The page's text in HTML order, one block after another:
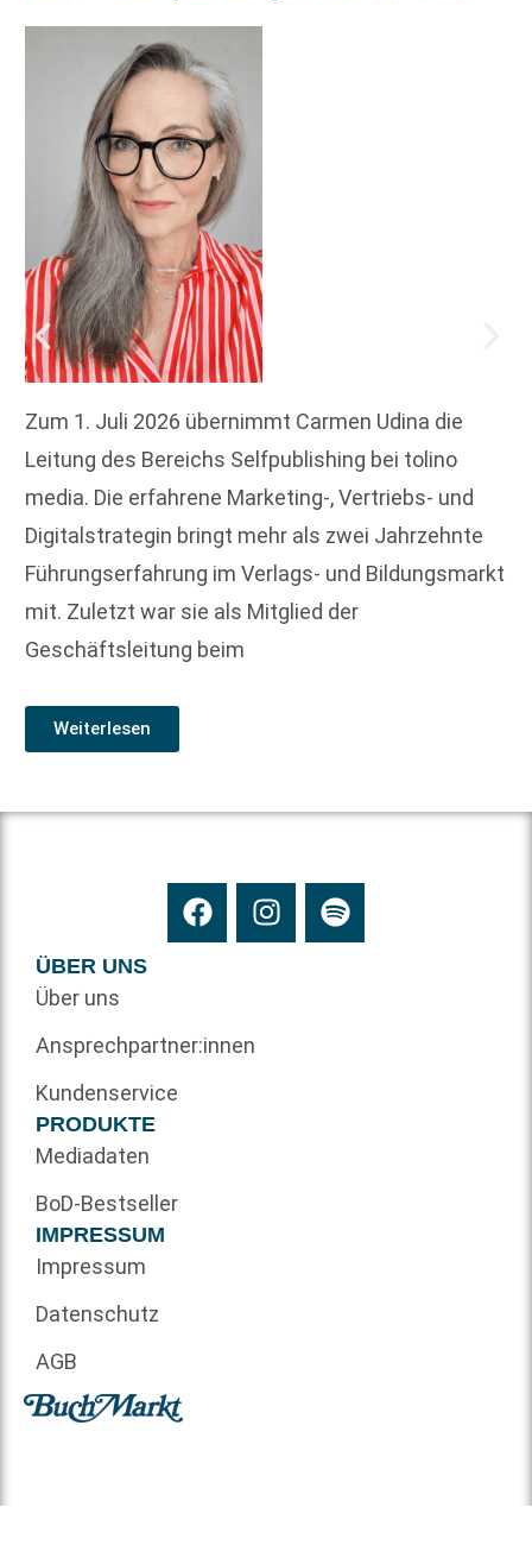
Zum 1. Juli 2026 übernimmt Carmen Udina die
Leitung des Bereichs Selfpublishing bei tolino
media. Die erfahrene Marketing-, Vertriebs- und
Digitalstrategin bringt mehr als zwei Jahrzehnte
Führungserfahrung im Verlags- und Bildungsmarkt
mit. Zuletzt war sie als Mitglied der
Geschäftsleitung beim
Weiterlesen
ÜBER UNS
Über uns
Ansprechpartner:innen
Kundenservice
PRODUKTE
Mediadaten
BoD-Bestseller
IMPRESSUM
Impressum
Datenschutz
AGB